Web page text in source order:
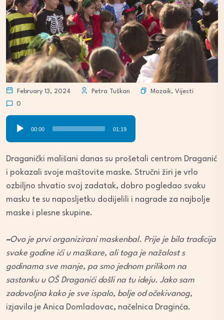
February 13, 2024 Petra Tuškan Mozaik, Vijesti
0
00:00 01:19
Draganički mališani danas su prošetali centrom Draganić
i pokazali svoje maštovite maske. Stručni žiri je vrlo
ozbiljno shvatio svoj zadatak, dobro pogledao svaku
masku te su naposljetku dodijelili i nagrade za najbolje
maske i plesne skupine.
–Ovo je prvi organizirani maskenbal. Prije je bila tradicija
svake godine ići u maškare, ali toga je nažalost s
godinama sve manje, pa smo jednom prilikom na
sastanku u OŠ Draganići došli na tu ideju. Jako sam
zadovoljna kako je sve ispalo, bolje od očekivanog,
izjavila je Anica Domladovac, načelnica Draginća.